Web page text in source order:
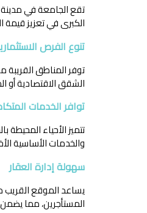
تقع الجامعة في مدينة
الكبرى في تعزيز قيمة
تنوع الفرص
توفر المناطق القريبة
الشقق الاقتصادية أو
توافر الخدمات
تتميز الأحياء
والخدمات الأساسية
سهولة إدارة العقار
يساعد الموقع القريب
المستأجرين، مما